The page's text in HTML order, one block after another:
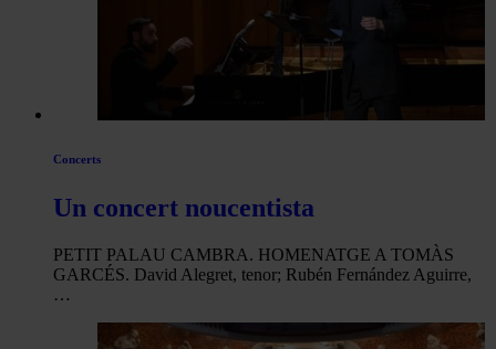
Concerts
Un concert noucentista
PETIT PALAU CAMBRA. HOMENATGE A TOMÀS
GARCÉS. David Alegret, tenor; Rubén Fernández Aguirre,
…